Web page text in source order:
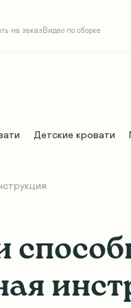
на заказ Видео по сборке
Детские кровати